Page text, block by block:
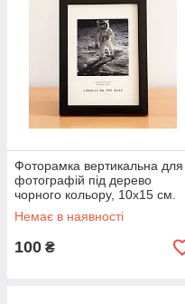
Фоторамка вертикальна для
фотографій під дерево
чорного кольору, 10х15 см.
Немає в наявності
100 ₴